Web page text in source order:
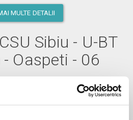
MULTE DETALII
Sibiu - U-BT
Oaspeti - 06